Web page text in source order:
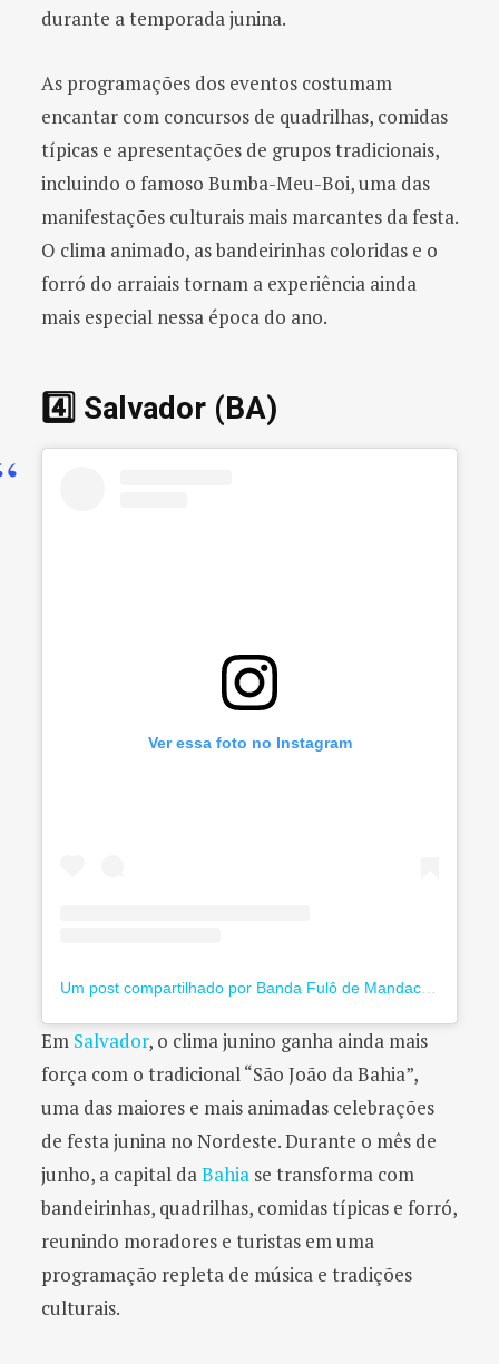
durante a temporada junina.
As programações dos eventos costumam
encantar com concursos de quadrilhas, comidas
típicas e apresentações de grupos tradicionais,
incluindo o famoso Bumba-Meu-Boi, uma das
manifestações culturais mais marcantes da festa.
O clima animado, as bandeirinhas coloridas e o
forró do arraiais tornam a experiência ainda
mais especial nessa época do ano.
4️⃣ Salvador (BA)
Ver essa foto no Instagram
Em Salvador, o clima junino ganha ainda mais
força com o tradicional “São João da Bahia”,
uma das maiores e mais animadas celebrações
de festa junina no Nordeste. Durante o mês de
junho, a capital daBahia se transforma com
bandeirinhas, quadrilhas, comidas típicas e forró,
reunindo moradores e turistas em uma
programação repleta de música e tradições
culturais.